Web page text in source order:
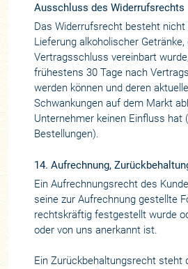
Ausschluss des Widerrufsrechts
Das Widerrufsrecht besteht nicht
Lieferung alkoholischer
Vertragsschluss vereinbart
frühestens 30 Tage nach
werden können und deren
Schwankungen auf dem Markt
Unternehmer keinen Einfluss hat
Bestellungen).
14. Aufrechnung,
Ein Aufrechnungsrecht des
seine zur Aufrechnung gestellte
rechtskräftig festgestellt wurde
oder von uns anerkannt ist.
Ein Zurückbehaltungsrecht steht